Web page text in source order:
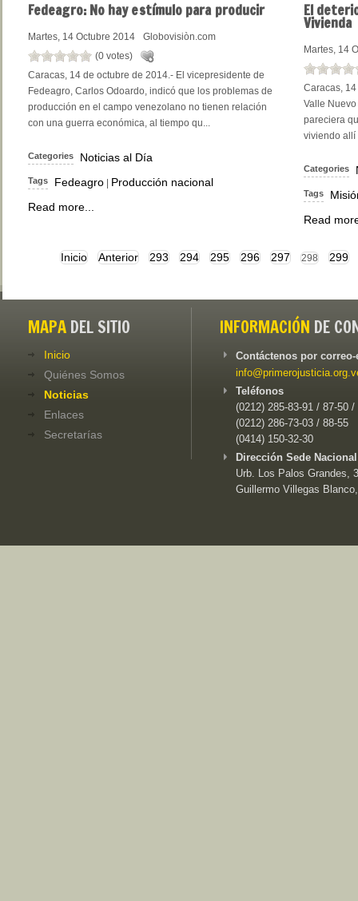
Fedeagro:No hay estímulo para producir
Martes, 14 Octubre 2014
Globovisiòn.com
(0 votes)
Caracas, 14 de octubre de 2014.- El vicepresidente de
Fedeagro, Carlos Odoardo, indicó que los problemas de
producción en el campo venezolano no tienen relación
con una guerra económica, al tiempo qu...
Categories Noticias al Día
Tags Fedeagro | Producción nacional
Read more...
El
Vivienda
Martes, 14
Caracas,
Valle
pareciera
viviendo allí
Categories
Tags
Read
Inicio Anterior 293 294 295 296 297 298 299
MAPA DEL SITIO
Inicio
Quiénes Somos
Noticias
Enlaces
Secretarías
INFORMACIÓN DE
Contáctenos por
Teléfonos
(0212) 285-83-91 / 87-50 /
(0212) 286-73-03 / 88-55
(0414) 150-32-30
Dirección Sede
Urb. Los Palos Grandes,
Guillermo Villegas